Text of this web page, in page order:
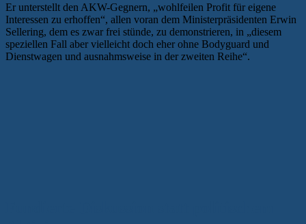
Er unterstellt den AKW-Gegnern, „wohlfeilen Profit für eigene
Interessen zu erhoffen“, allen voran dem Ministerpräsidenten Erwin
Sellering, dem es zwar frei stünde, zu demonstrieren, in „diesem
speziellen Fall aber vielleicht doch eher ohne Bodyguard und
Dienstwagen und ausnahmsweise in der zweiten Reihe“.